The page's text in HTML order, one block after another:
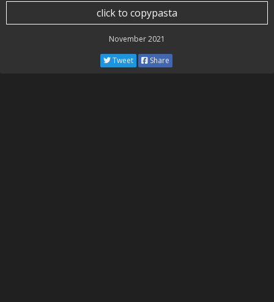
click to copypasta
November 2021
Tweet Share